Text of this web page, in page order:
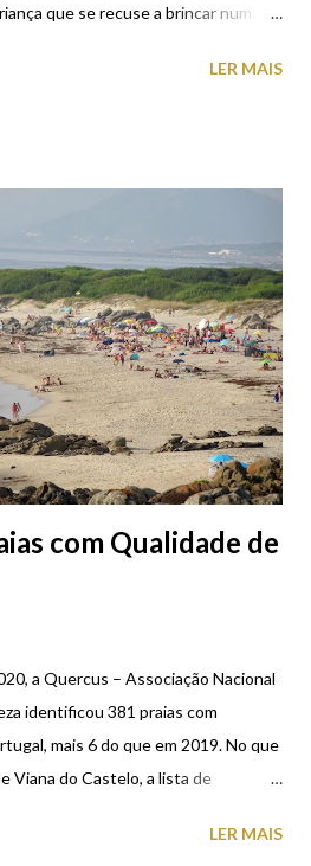
que se recuse a brincar num
e alegria dos mais
LER MAIS
com Qualidade de
a Quercus – Associação Nacional
identificou 381 praias com
mais 6 do que em 2019. No que
Viana do Castelo, a lista de
da água balnear das praias
LER MAIS